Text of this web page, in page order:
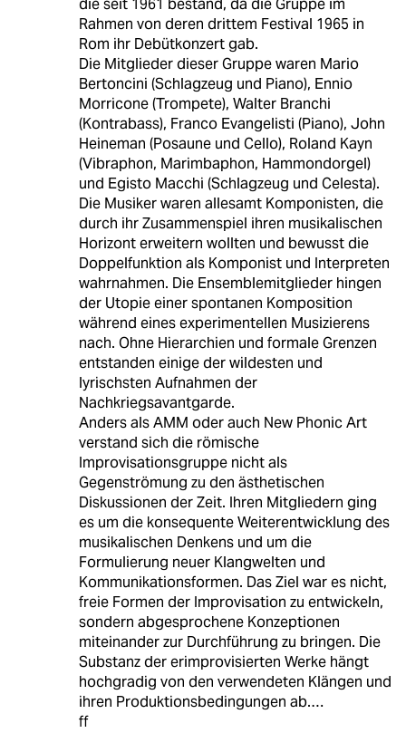
die seit 1961 bestand, da die Gruppe im
Rahmen von deren drittem Festival 1965 in
Rom ihr Debütkonzert gab.
Die Mitglieder dieser Gruppe waren Mario
Bertoncini (Schlagzeug und Piano), Ennio
Morricone (Trompete), Walter Branchi
(Kontrabass), Franco Evangelisti (Piano), John
Heineman (Posaune und Cello), Roland Kayn
(Vibraphon, Marimbaphon, Hammondorgel)
und Egisto Macchi (Schlagzeug und Celesta).
Die Musiker waren allesamt Komponisten, die
durch ihr Zusammenspiel ihren musikalischen
Horizont erweitern wollten und bewusst die
Doppelfunktion als Komponist und Interpreten
wahrnahmen. Die Ensemblemitglieder hingen
der Utopie einer spontanen Komposition
während eines experimentellen Musizierens
nach. Ohne Hierarchien und formale Grenzen
entstanden einige der wildesten und
lyrischsten Aufnahmen der
Nachkriegsavantgarde.
Anders als AMM oder auch New Phonic Art
verstand sich die römische
Improvisationsgruppe nicht als
Gegenströmung zu den ästhetischen
Diskussionen der Zeit. Ihren Mitgliedern ging
es um die konsequente Weiterentwicklung des
musikalischen Denkens und um die
Formulierung neuer Klangwelten und
Kommunikationsformen. Das Ziel war es nicht,
freie Formen der Improvisation zu entwickeln,
sondern abgesprochene Konzeptionen
miteinander zur Durchführung zu bringen. Die
Substanz der erimprovisierten Werke hängt
hochgradig von den verwendeten Klängen und
ihren Produktionsbedingungen ab.…
ff